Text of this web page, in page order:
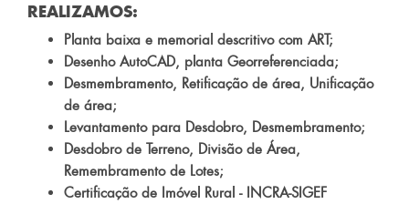
REALIZAMOS:
Planta baixa e memorial descritivo com ART;
Desenho AutoCAD, planta Georreferenciada;
Desmembramento, Retificação de área, Unificação
de área;
Levantamento para Desdobro, Desmembramento;
Desdobro de Terreno, Divisão de Área,
Remembramento de Lotes;
Certificação de Imóvel Rural - INCRA-SIGEF